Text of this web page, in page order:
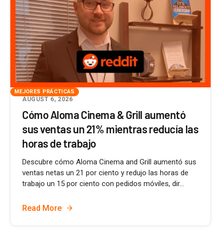
MEJORES PRÁCTICAS
AUGUST 6, 2026
Cómo Aloma Cinema & Grill aumentó
sus ventas un 21% mientras reducía las
horas de trabajo
Descubre cómo Aloma Cinema and Grill aumentó sus
ventas netas un 21 por ciento y redujo las horas de
trabajo un 15 por ciento con pedidos móviles, dir...
Read More